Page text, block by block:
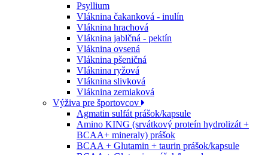
Psyllium
Vláknina čakanková - inulín
Vláknina hrachová
Vláknina jablčná - pektín
Vláknina ovsená
Vláknina pšeničná
Vláknina ryžová
Vláknina slivková
Vláknina zemiaková
Výživa pre športovcov
Agmatin sulfát prášok/kapsule
Amino KING (srvátkový proteín hydrolizát +
BCAA+ mineraly) prášok
BCAA + Glutamin + taurin prášok/kapsule